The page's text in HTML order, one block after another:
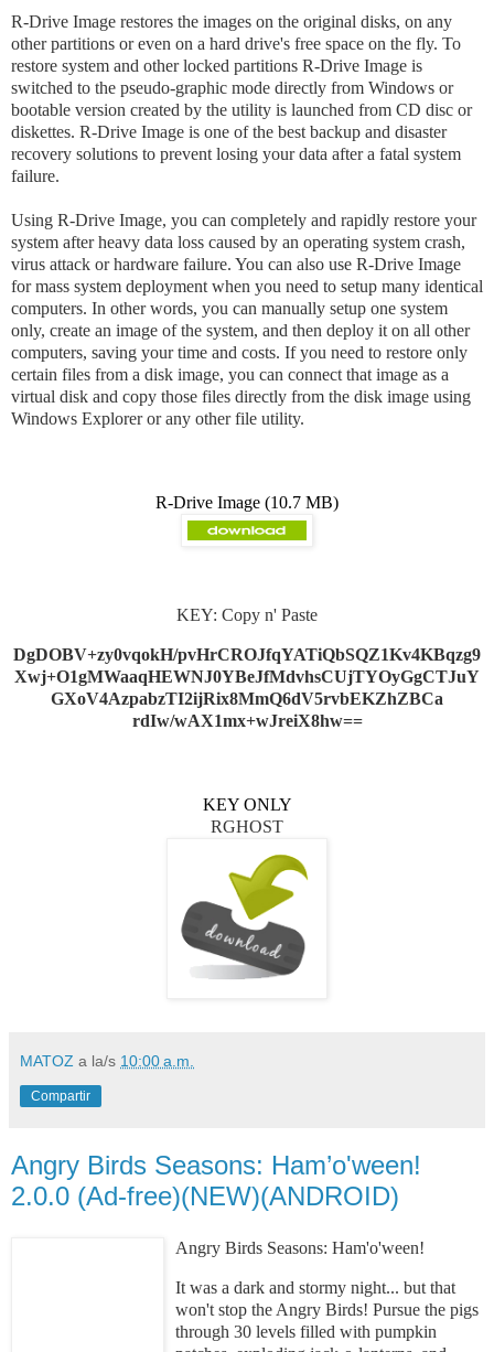
R-Drive Image restores the images on the original disks, on any
other partitions or even on a hard drive's free space on the fly. To
restore system and other locked partitions R-Drive Image is
switched to the pseudo-graphic mode directly from Windows or
bootable version created by the utility is launched from CD disc or
diskettes. R-Drive Image is one of the best backup and disaster
recovery solutions to prevent losing your data after a fatal system
failure.
Using R-Drive Image, you can completely and rapidly restore your
system after heavy data loss caused by an operating system crash,
virus attack or hardware failure. You can also use R-Drive Image
for mass system deployment when you need to setup many identical
computers. In other words, you can manually setup one system
only, create an image of the system, and then deploy it on all other
computers, saving your time and costs. If you need to restore only
certain files from a disk image, you can connect that image as a
virtual disk and copy those files directly from the disk image using
Windows Explorer or any other file utility.
R-Drive Image (10.7 MB)
KEY: Copy n' Paste
DgDOBV+zy0vqokH/pvHrCROJfqYATiQbSQZ1Kv4KBqzg9
Xwj+O1gMWaaqHEWNJ0YBeJfMdvhsCUjTYOyGgCTJuY
GXoV4AzpabzTI2ijRix8MmQ6dV5rvbEKZhZBCa
rdIw/wAX1mx+wJreiX8hw==
KEY ONLY
RGHOST
MATOZ a la/s 10:00 a.m.
Compartir
Angry Birds Seasons: Ham’o'ween!
2.0.0 (Ad-free)(NEW)(ANDROID)
Angry Birds Seasons: Ham'o'ween!
It was a dark and stormy night... but that
won't stop the Angry Birds! Pursue the pigs
through 30 levels filled with pumpkin